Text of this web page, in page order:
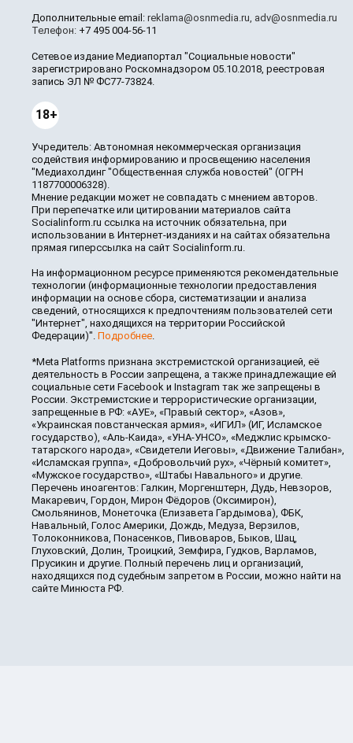
Дополнительные email: reklama@osnmedia.ru, adv@osnmedia.ru
Телефон: +7 495 004-56-11
Сетевое издание Медиапортал "Социальные новости"
зарегистрировано Роскомнадзором 05.10.2018, реестровая
запись ЭЛ № ФС77-73824.
18+
Учредитель: Автономная некоммерческая организация
содействия информированию и просвещению населения
"Медиахолдинг "Общественная служба новостей" (ОГРН
1187700006328).
Мнение редакции может не совпадать с мнением авторов.
При перепечатке или цитировании материалов сайта
Socialinform.ru ссылка на источник обязательна, при
использовании в Интернет-изданиях и на сайтах обязательна
прямая гиперссылка на сайт Socialinform.ru.
На информационном ресурсе применяются рекомендательные
технологии (информационные технологии предоставления
информации на основе сбора, систематизации и анализа
сведений, относящихся к предпочтениям пользователей сети
"Интернет", находящихся на территории Российской
Федерации)". Подробнее.
*Meta Platforms признана экстремистской организацией, её
деятельность в России запрещена, а также принадлежащие ей
социальные сети Facebook и Instagram так же запрещены в
России. Экстремистские и террористические организации,
запрещенные в РФ: «АУЕ», «Правый сектор», «Азов»,
«Украинская повстанческая армия», «ИГИЛ» (ИГ, Исламское
государство), «Аль-Каида», «УНА-УНСО», «Меджлис крымско-
татарского народа», «Свидетели Иеговы», «Движение Талибан»,
«Исламская группа», «Добровольчий рух», «Чёрный комитет»,
«Мужское государство», «Штабы Навального» и другие.
Перечень иноагентов: Галкин, Моргенштерн, Дудь, Невзоров,
Макаревич, Гордон, Мирон Фёдоров (Оксимирон),
Смольянинов, Монеточка (Елизавета Гардымова), ФБК,
Навальный, Голос Америки, Дождь, Медуза, Верзилов,
Толоконникова, Понасенков, Пивоваров, Быков, Шац,
Глуховский, Долин, Троицкий, Земфира, Гудков, Варламов,
Прусикин и другие. Полный перечень лиц и организаций,
находящихся под судебным запретом в России, можно найти на
сайте Минюста РФ.